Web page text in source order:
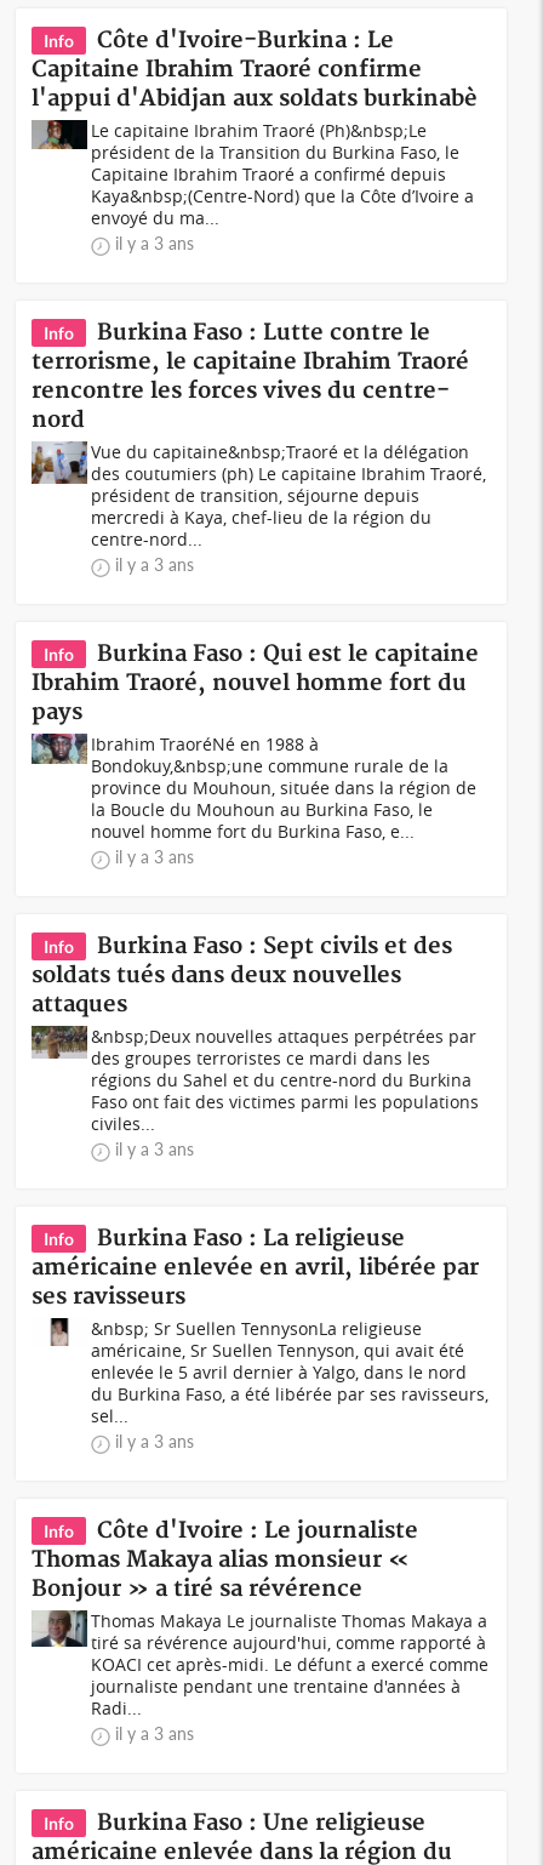
Info
Côte d'Ivoire-Burkina : Le
Capitaine Ibrahim Traoré confirme
l'appui d'Abidjan aux soldats burkinabè
Le capitaine Ibrahim Traoré (Ph)&nbsp;Le
président de la Transition du Burkina Faso, le
Capitaine Ibrahim Traoré a confirmé depuis
Kaya&nbsp;(Centre-Nord) que la Côte d’Ivoire a
envoyé du ma...
il y a 3 ans
Info
Burkina Faso : Lutte contre le
terrorisme, le capitaine Ibrahim Traoré
rencontre les forces vives du centre-
nord
Vue du capitaine&nbsp;Traoré et la délégation
des coutumiers (ph) Le capitaine Ibrahim Traoré,
président de transition, séjourne depuis
mercredi à Kaya, chef-lieu de la région du
centre-nord...
il y a 3 ans
Info
Burkina Faso : Qui est le capitaine
Ibrahim Traoré, nouvel homme fort du
pays
Ibrahim TraoréNé en 1988 à
Bondokuy,&nbsp;une commune rurale de la
province du Mouhoun, située dans la région de
la Boucle du Mouhoun au Burkina Faso, le
nouvel homme fort du Burkina Faso, e...
il y a 3 ans
Info
Burkina Faso : Sept civils et des
soldats tués dans deux nouvelles
attaques
&nbsp;Deux nouvelles attaques perpétrées par
des groupes terroristes ce mardi dans les
régions du Sahel et du centre-nord du Burkina
Faso ont fait des victimes parmi les populations
civiles...
il y a 3 ans
Info
Burkina Faso : La religieuse
américaine enlevée en avril, libérée par
ses ravisseurs
&nbsp; Sr Suellen TennysonLa religieuse
américaine, Sr Suellen Tennyson, qui avait été
enlevée le 5 avril dernier à Yalgo, dans le nord
du Burkina Faso, a été libérée par ses ravisseurs,
sel...
il y a 3 ans
Info
Côte d'Ivoire : Le journaliste
Thomas Makaya alias monsieur «
Bonjour » a tiré sa révérence
Thomas Makaya Le journaliste Thomas Makaya a
tiré sa révérence aujourd'hui, comme rapporté à
KOACI cet après-midi. Le défunt a exercé comme
journaliste pendant une trentaine d'années à
Radi...
il y a 3 ans
Info
Burkina Faso : Une religieuse
américaine enlevée dans la région du